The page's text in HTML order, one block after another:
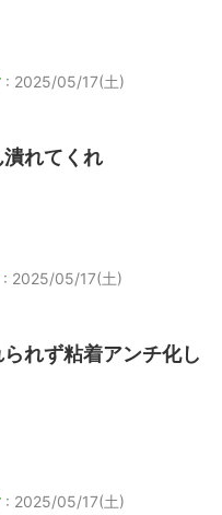
: 2025/05/17(土)
れてくれ
: 2025/05/17(土)
れず粘着アンチ化し
: 2025/05/17(土)